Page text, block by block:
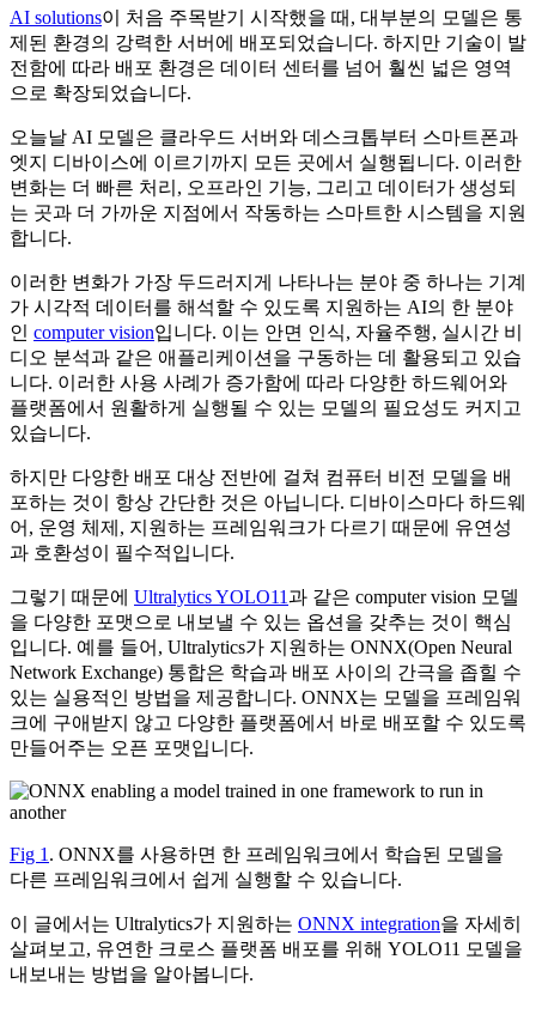
AI solutions이 처음 주목받기 시작했을 때, 대부분의 모델은 통
제된 환경의 강력한 서버에 배포되었습니다. 하지만 기술이 발
전함에 따라 배포 환경은 데이터 센터를 넘어 훨씬 넓은 영역
으로 확장되었습니다.
오늘날 AI 모델은 클라우드 서버와 데스크톱부터 스마트폰과
엣지 디바이스에 이르기까지 모든 곳에서 실행됩니다. 이러한
변화는 더 빠른 처리, 오프라인 기능, 그리고 데이터가 생성되
는 곳과 더 가까운 지점에서 작동하는 스마트한 시스템을 지원
합니다.
이러한 변화가 가장 두드러지게 나타나는 분야 중 하나는 기계
가 시각적 데이터를 해석할 수 있도록 지원하는 AI의 한 분야
인 computer vision입니다. 이는 안면 인식, 자율주행, 실시간 비
디오 분석과 같은 애플리케이션을 구동하는 데 활용되고 있습
니다. 이러한 사용 사례가 증가함에 따라 다양한 하드웨어와
플랫폼에서 원활하게 실행될 수 있는 모델의 필요성도 커지고
있습니다.
하지만 다양한 배포 대상 전반에 걸쳐 컴퓨터 비전 모델을 배
포하는 것이 항상 간단한 것은 아닙니다. 디바이스마다 하드웨
어, 운영 체제, 지원하는 프레임워크가 다르기 때문에 유연성
과 호환성이 필수적입니다.
그렇기 때문에 Ultralytics YOLO11과 같은 computer vision 모델
을 다양한 포맷으로 내보낼 수 있는 옵션을 갖추는 것이 핵심
입니다. 예를 들어, Ultralytics가 지원하는 ONNX(Open Neural
Network Exchange) 통합은 학습과 배포 사이의 간극을 좁힐 수
있는 실용적인 방법을 제공합니다. ONNX는 모델을 프레임워
크에 구애받지 않고 다양한 플랫폼에서 바로 배포할 수 있도록
만들어주는 오픈 포맷입니다.
Fig 1 . ONNX를 사용하면 한 프레임워크에서 학습된 모델을
다른 프레임워크에서 쉽게 실행할 수 있습니다.
이 글에서는 Ultralytics가 지원하는 ONNX integration을 자세히
살펴보고, 유연한 크로스 플랫폼 배포를 위해 YOLO11 모델을
내보내는 방법을 알아봅니다.